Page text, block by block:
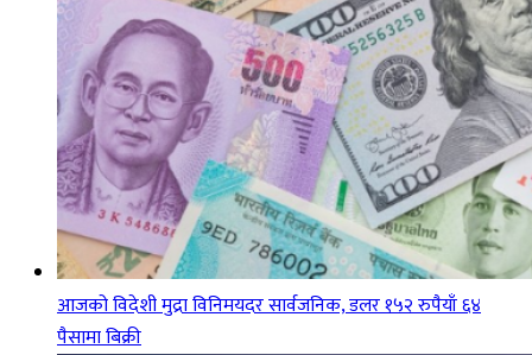
आजको विदेशी मुद्रा विनिमयदर सार्वजनिक, डलर १५२ रुपैयाँ ६४
पैसामा बिक्री